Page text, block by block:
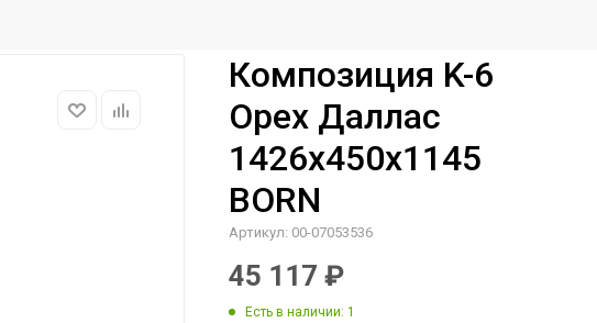
Композиция K-6
Орех Даллас
1426х450х1145
BORN
Артикул: 00-07053536
45 117 ₽
Есть в наличии: 1